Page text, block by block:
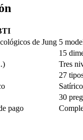
de Jung 5
15
Tres
27
30
pago